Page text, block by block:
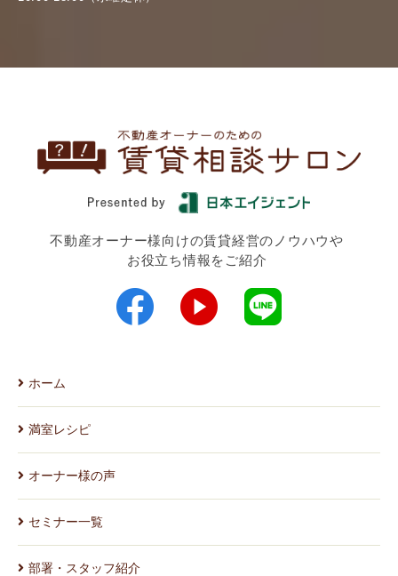
不動産オーナー様向けの賃貸経営のノウハウや
お役立ち情報をご紹介
ホーム
満室レシピ
オーナー様の声
セミナー一覧
部署・スタッフ紹介